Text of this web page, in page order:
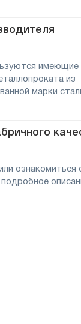
имеющие
из
марки
ознакомиться